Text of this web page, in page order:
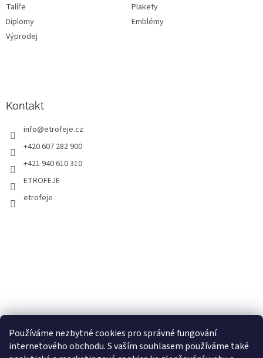
Používáme nezbytné cookies pro správné fungování
internetového obchodu. S vaším souhlasem používáme také
Talíře
Plakety
Diplomy
Emblémy
Výprodej
Kontakt
info@etrofeje.cz
+420 607 282 900
+421 940 610 310
ETROFEJE
etrofeje